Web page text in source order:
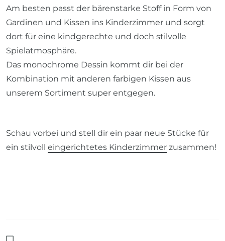
Am besten passt der bärenstarke Stoff in Form von
Gardinen und Kissen ins Kinderzimmer und sorgt
dort für eine kindgerechte und doch stilvolle
Spielatmosphäre.
Das monochrome Dessin kommt dir bei der
Kombination mit anderen farbigen Kissen aus
unserem Sortiment super entgegen.
Schau vorbei und stell dir ein paar neue Stücke für
ein stilvoll eingerichtetes Kinderzimmer zusammen!